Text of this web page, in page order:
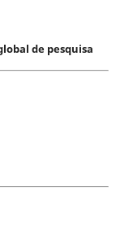
de pesquisa